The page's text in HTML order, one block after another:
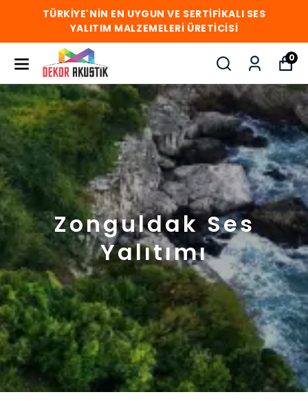
TÜRKİYE'NİN EN UYGUN VE SERTİFİKALI SES
YALITIM MALZEMELERİ ÜRETİCİSİ
0
Zonguldak Ses
Yalıtımı